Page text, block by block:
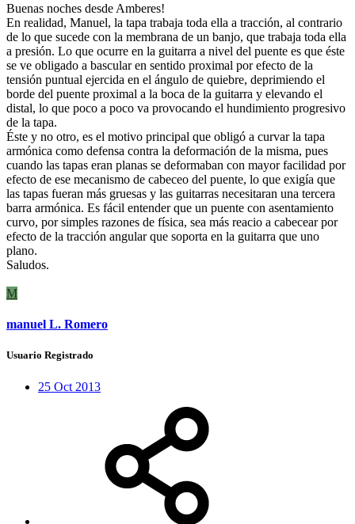
Buenas noches desde Amberes!
En realidad, Manuel, la tapa trabaja toda ella a tracción, al contrario
de lo que sucede con la membrana de un banjo, que trabaja toda ella
a presión. Lo que ocurre en la guitarra a nivel del puente es que éste
se ve obligado a bascular en sentido proximal por efecto de la
tensión puntual ejercida en el ángulo de quiebre, deprimiendo el
borde del puente proximal a la boca de la guitarra y elevando el
distal, lo que poco a poco va provocando el hundimiento progresivo
de la tapa.
Éste y no otro, es el motivo principal que obligó a curvar la tapa
armónica como defensa contra la deformación de la misma, pues
cuando las tapas eran planas se deformaban con mayor facilidad por
efecto de ese mecanismo de cabeceo del puente, lo que exigía que
las tapas fueran más gruesas y las guitarras necesitaran una tercera
barra armónica. Es fácil entender que un puente con asentamiento
curvo, por simples razones de física, sea más reacio a cabecear por
efecto de la tracción angular que soporta en la guitarra que uno
plano.
Saludos.
M
manuel L. Romero
Usuario Registrado
25 Oct 2013